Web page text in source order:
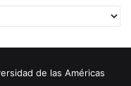
de las Américas